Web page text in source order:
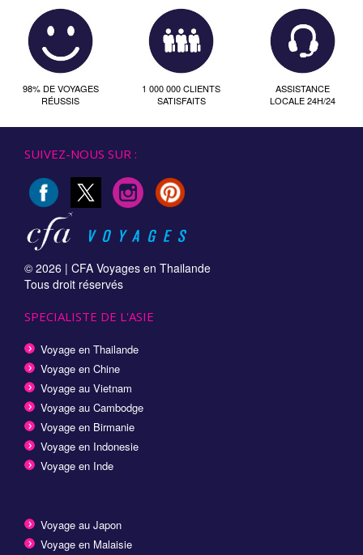
98% DE VOYAGES
RÉUSSIS
1 000 000 CLIENTS
SATISFAITS
ASSISTANCE
LOCALE 24H/24
SUIVEZ-NOUS SUR :
© 2026 | CFA Voyages en Thailande
Tous droit réservés
SPECIALISTE DE L'ASIE
Voyage en Thailande
Voyage en Chine
Voyage au Vietnam
Voyage au Cambodge
Voyage en Birmanie
Voyage en Indonesie
Voyage en Inde
Voyage au Japon
Voyage en Malaisie